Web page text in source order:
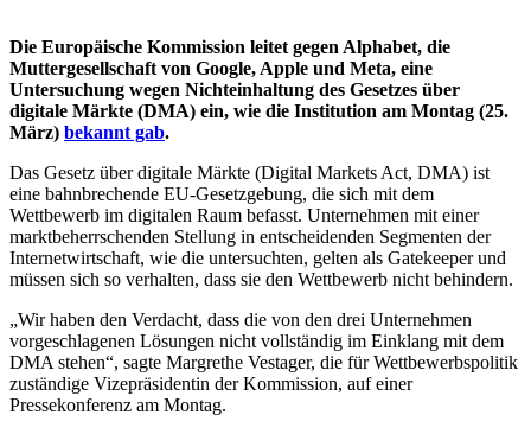
Die Europäische Kommission leitet gegen Alphabet, die
Muttergesellschaft von Google, Apple und Meta, eine
Untersuchung wegen Nichteinhaltung des Gesetzes über
digitale Märkte (DMA) ein, wie die Institution am Montag (25.
März) bekannt gab.
Das Gesetz über digitale Märkte (Digital Markets Act, DMA) ist
eine bahnbrechende EU-Gesetzgebung, die sich mit dem
Wettbewerb im digitalen Raum befasst. Unternehmen mit einer
marktbeherrschenden Stellung in entscheidenden Segmenten der
Internetwirtschaft, wie die untersuchten, gelten als Gatekeeper und
müssen sich so verhalten, dass sie den Wettbewerb nicht behindern.
„Wir haben den Verdacht, dass die von den drei Unternehmen
vorgeschlagenen Lösungen nicht vollständig im Einklang mit dem
DMA stehen“, sagte Margrethe Vestager, die für Wettbewerbspolitik
zuständige Vizepräsidentin der Kommission, auf einer
Pressekonferenz am Montag.